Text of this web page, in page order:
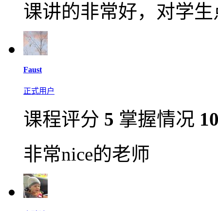
课讲的非常好，对学
Faust
正式用户
课程评分 5 掌握情况
非常nice的老师